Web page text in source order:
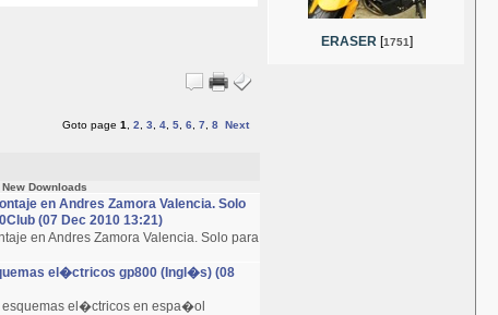
Goto page 1 2 3 4 5 6 7 8 Next
New Downloads
en Andres Zamora Valencia. Solo
(07 Dec 2010 13:21)
en Andres Zamora Valencia. Solo para
el�ctricos gp800 (Ingl�s) (08
el�ctricos en espa�ol
ERASER[1751]